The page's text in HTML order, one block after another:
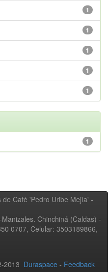
1
1
1
1
1
1
Café 'Pedro Uribe Mejía' -
Chinchiná (Caldas) -
0707, Celular: 3503189866,
2013 Duraspace - Feedback